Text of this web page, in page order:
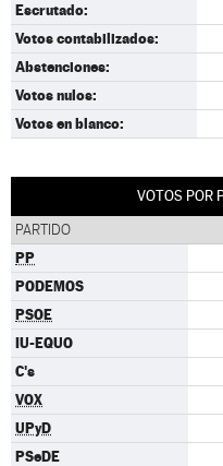
Escrutado:
Votos contabilizados:
Abstenciones:
Votos nulos:
Votos en blanco:
VOTOS POR
PARTIDO
PP
PODEMOS
PSOE
IU-EQUO
C's
VOX
UPyD
PSeDE